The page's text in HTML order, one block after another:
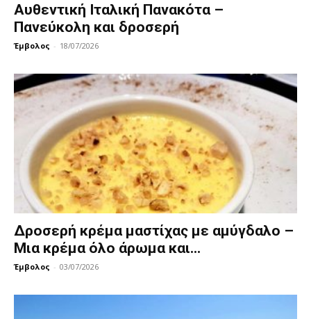
Αυθεντική Ιταλική Πανακότα –
Πανεύκολη και δροσερή
Έμβολος - 18/07/2026
Δροσερή κρέμα μαστίχας με αμύγδαλο –
Μια κρέμα όλο άρωμα και...
Έμβολος - 03/07/2026